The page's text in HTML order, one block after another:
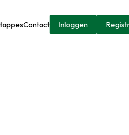
Contact Inloggen